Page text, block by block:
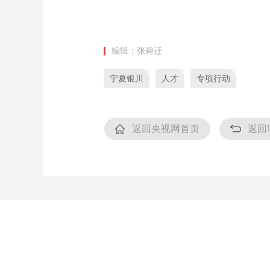
编辑：张碧迁
宁夏银川 人才 专项行动
返回央视网首页 返回